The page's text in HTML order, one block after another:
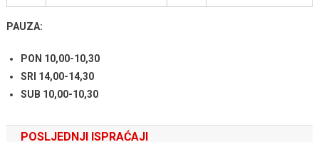
PAUZA:
PON 10,00-10,30
SRI 14,00-14,30
SUB 10,00-10,30
POSLJEDNJI ISPRAĆAJI